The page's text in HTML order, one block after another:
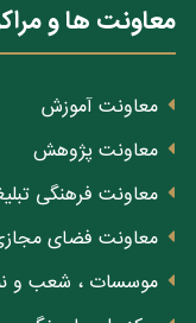
معاونت ها و
معاونت آموزش
معاونت پژوهش
معاونت فرهنگی
معاونت فضای
موسسات ، شعب و